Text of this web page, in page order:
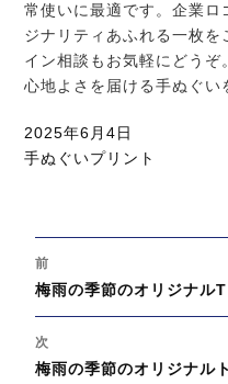
常使いに最適です。企業ロ
ジナリティあふれる一枚
イン相談もお気軽にどうぞ
心地よさを届ける手ぬぐい
投
稿
2025年6月4日
カ
ー
手ぬぐいプリント
稿
ナ
ゲ
ー
前
過
去
の
投
梅雨の季節のオリジナル
次
次
梅雨の季節のオリジナル